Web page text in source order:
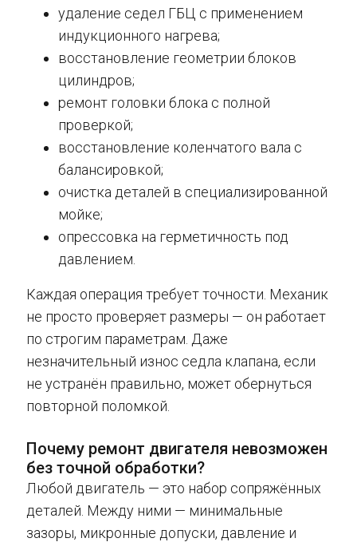
удаление седел ГБЦ с применением
индукционного нагрева;
восстановление геометрии блоков
цилиндров;
ремонт головки блока с полной
проверкой;
восстановление коленчатого вала с
балансировкой;
очистка деталей в специализированной
мойке;
опрессовка на герметичность под
давлением.
Каждая операция требует точности. Механик
не просто проверяет размеры — он работает
по строгим параметрам. Даже
незначительный износ седла клапана, если
не устранён правильно, может обернуться
повторной поломкой.
Почему ремонт двигателя невозможен
без точной обработки?
Любой двигатель — это набор сопряжённых
деталей. Между ними — минимальные
зазоры, микронные допуски, давление и